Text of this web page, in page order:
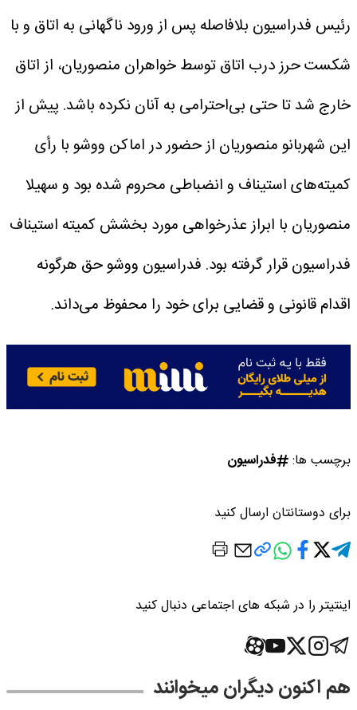
رئیس فدراسیون بلافاصله پس از ورود ناگهانی به اتاق و با
شکست حرز درب اتاق توسط خواهران منصوریان، از اتاق
خارج شد تا حتی بی‌احترامی به آنان نکرده باشد. پیش از
این شهربانو منصوریان از حضور در اماکن ووشو با رأی
کمیته‌های استیناف و انضباطی محروم شده بود و سهیلا
منصوریان با ابراز عذرخواهی مورد بخشش کمیته استیناف
فدراسیون قرار گرفته بود. فدراسیون ووشو حق هرگونه
اقدام قانونی و قضایی برای خود را محفوظ می‌داند.
برچسب ها: فدراسیون
برای دوستانتان ارسال کنید
اینتیتر را در شبکه های اجتماعی دنبال کنید
هم اکنون دیگران میخوانند